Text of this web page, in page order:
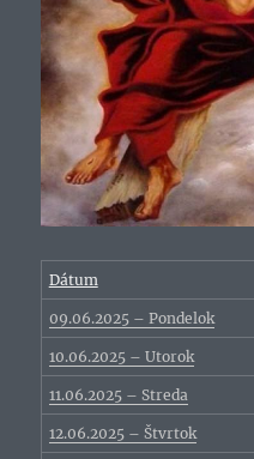
Dátum
09.06.2025 – Pondelok
10.06.2025 – Utorok
11.06.2025 – Streda
12.06.2025 – Štvrtok